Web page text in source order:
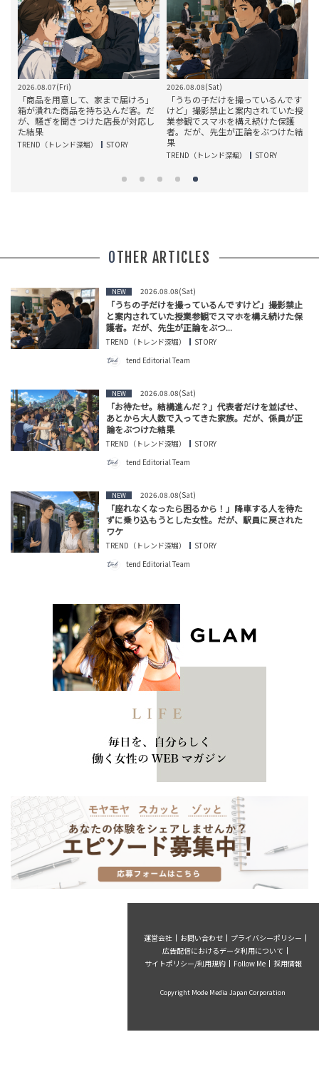
2026.08.07(Fri)
「商品を用意して、家まで届けろ」
箱が潰れた商品を持ち込んだ客。だ
が、騒ぎを聞きつけた店長が対応し
た結果
TREND（トレンド深堀） STORY
2026.08.08(Sat)
「うちの子だけを撮っているんです
けど」撮影禁止と案内されていた授
業参観でスマホを構え続けた保護
者。だが、先生が正論をぶつけた結
果
TREND（トレンド深堀） STORY
OTHER ARTICLES
NEW 2026.08.08(Sat)
「うちの子だけを撮っているんですけど」撮影禁止
と案内されていた授業参観でスマホを構え続けた保
護者。だが、先生が正論をぶつ...
TREND（トレンド深堀）
STORY
tend Editorial Team
NEW 2026.08.08(Sat)
「お待たせ。結構進んだ？」代表者だけを並ばせ、
あとから大人数で入ってきた家族。だが、係員が正
論をぶつけた結果
TREND（トレンド深堀）
STORY
tend Editorial Team
NEW 2026.08.08(Sat)
「座れなくなったら困るから！」降車する人を待た
ずに乗り込もうとした女性。だが、駅員に戻された
ワケ
TREND（トレンド深堀）
STORY
tend Editorial Team
運営会社 お問い合わせ
プライバシーポリシー
広告配信におけるデータ利用について
サイトポリシー/利用規約
Follow Me 採用情報
Copyright Mode Media Japan Corporation